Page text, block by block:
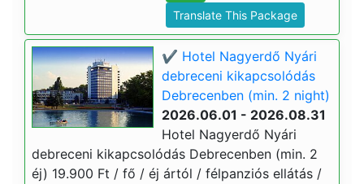
Translate This Package
✔️ Hotel Nagyerdő Nyári
debreceni kikapcsolódás
Debrecenben (min. 2 night)
2026.06.01 - 2026.08.31
Hotel Nagyerdő Nyári
debreceni kikapcsolódás Debrecenben (min. 2
éj) 19.900 Ft / fő / éj ártól / félpanziós ellátás /